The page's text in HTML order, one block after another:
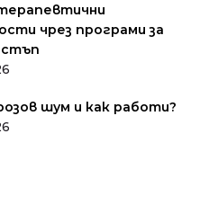
чрез програми за
шум и как работи?